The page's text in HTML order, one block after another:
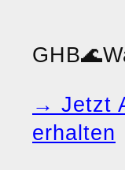
GHB🌊
→ Jetzt
erhalten